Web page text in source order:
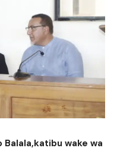
Balala,katibu wake wa